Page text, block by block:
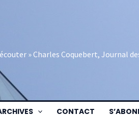
» Charles Coquebert, Journal
CONTACT